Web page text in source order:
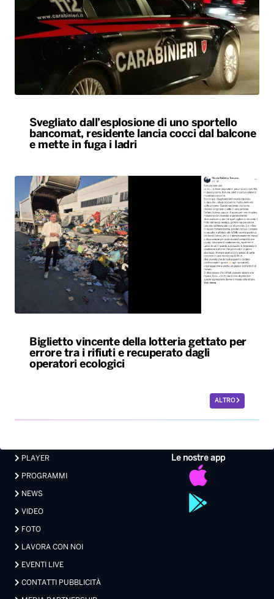
Svegliato dall’esplosione di uno sportello
bancomat, residente lancia cocci dal balcone
e mette in fuga i ladri
Biglietto vincente della lotteria gettato per
errore tra i rifiuti e recuperato dagli
operatori ecologici
ALTRO
Le nostre app
PLAYER
PROGRAMMI
NEWS
VIDEO
FOTO
LAVORA CON NOI
EVENTI LIVE
CONTATTI PUBBLICITÀ